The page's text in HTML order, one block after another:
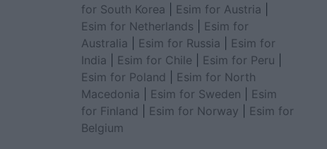
for South Korea
Esim for Austria
Esim for Netherlands
Esim for
Australia
Esim for Russia
Esim for
India
Esim for Chile Esim for Peru
Esim for Poland
Esim for North
Macedonia
Esim for Sweden
Esim
for Finland
Esim for Norway
Esim for
Belgium